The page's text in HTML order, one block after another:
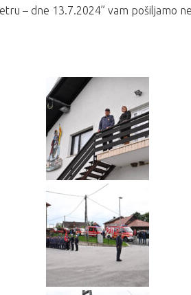
– dne 13.7.2024” vam